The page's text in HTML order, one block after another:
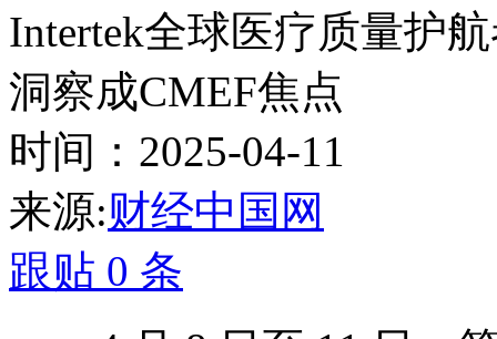
Intertek全球医疗质量护
洞察成CMEF焦点
时间：2025-04-11
来源:财经中国网
跟贴 0 条